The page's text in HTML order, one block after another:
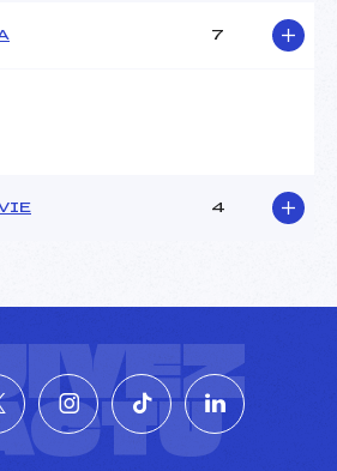
:
189.5300
7
4